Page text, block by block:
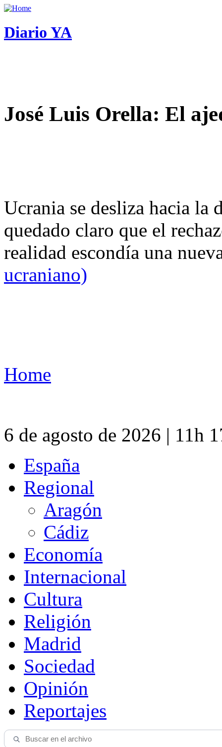
Diario YA
José Luis Orella: El
Ucrania se desliza hacia
quedado claro que el
realidad escondía una
ucraniano)
Home
6 de agosto de 2026 | 11h
España
Regional
Aragón
Cádiz
Economía
Internacional
Cultura
Religión
Madrid
Sociedad
Opinión
Reportajes